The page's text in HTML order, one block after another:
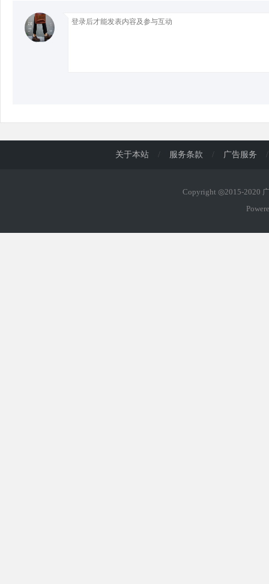
关于本站 / 服务条款 / 广告服务 /
Copyright ◎2015-2020